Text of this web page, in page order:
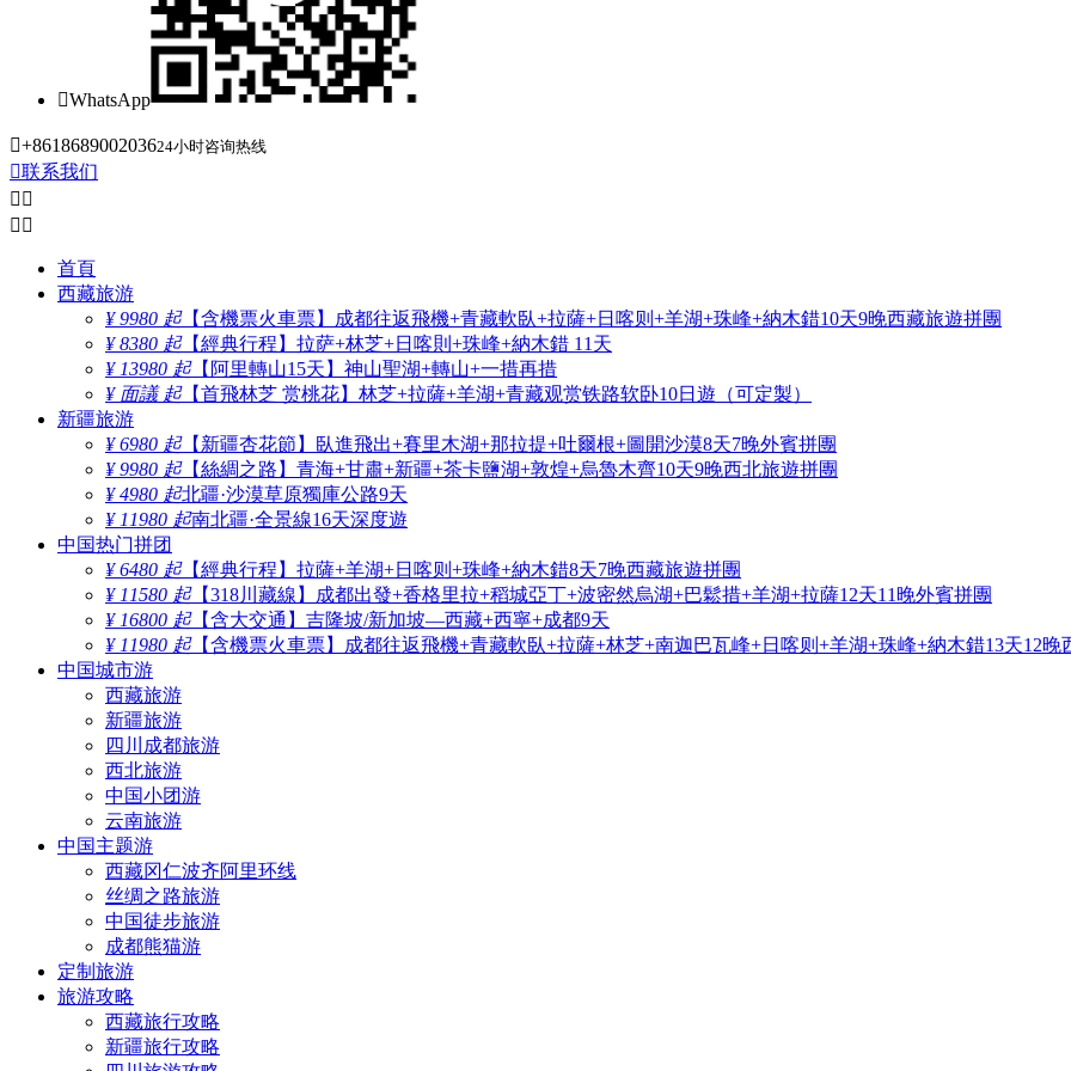
WhatsApp
+861868900203624小时咨询热线
联系我们
 
 
首頁
西藏旅游
¥ 9980 起【含機票火車票】成都往返飛機+青藏軟臥+拉薩+日喀则+羊湖+珠峰+納木錯10天9晚西藏旅遊拼團
¥ 8380 起【經典行程】拉萨+林芝+日喀則+珠峰+納木錯 11天
¥ 13980 起【阿里轉山15天】神山聖湖+轉山+一措再措
¥ 面議 起【首飛林芝 赏桃花】林芝+拉薩+羊湖+青藏观赏铁路软卧10日遊（可定製）
新疆旅游
¥ 6980 起【新疆杏花節】臥進飛出+賽里木湖+那拉提+吐爾根+圖開沙漠8天7晚外賓拼團
¥ 9980 起【絲綢之路】青海+甘肅+新疆+茶卡鹽湖+敦煌+烏魯木齊10天9晚西北旅遊拼團
¥ 4980 起北疆·沙漠草原獨庫公路9天
¥ 11980 起南北疆·全景線16天深度遊
中国热门拼团
¥ 6480 起【經典行程】拉薩+羊湖+日喀则+珠峰+納木錯8天7晚西藏旅遊拼團
¥ 11580 起【318川藏線】成都出發+香格里拉+稻城亞丁+波密然烏湖+巴鬆措+羊湖+拉薩12天11晚外賓拼團
¥ 16800 起【含大交通】吉隆坡/新加坡—西藏+西寧+成都9天
¥ 11980 起【含機票火車票】成都往返飛機+青藏軟臥+拉薩+林芝+南迦巴瓦峰+日喀则+羊湖+珠峰+納木錯13天12晚
中国城市游
西藏旅游
新疆旅游
四川成都旅游
西北旅游
中国小团游
云南旅游
中国主题游
西藏冈仁波齐阿里环线
丝绸之路旅游
中国徒步旅游
成都熊猫游
定制旅游
旅游攻略
西藏旅行攻略
新疆旅行攻略